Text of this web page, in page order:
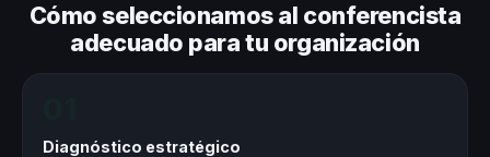
Cómo seleccionamos al conferencista
adecuado para tu organización
Diagnóstico estratégico